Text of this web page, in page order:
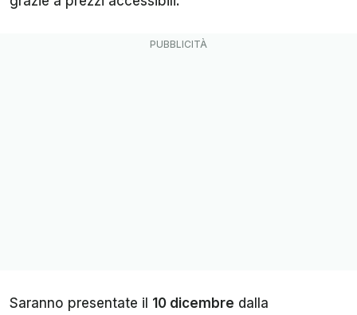
Saranno presentate il 10 dicembre dalla